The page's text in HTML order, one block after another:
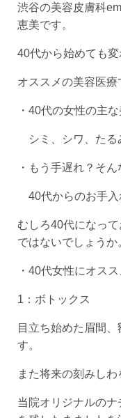
渋谷の美容皮膚科
恵美です。
40代から始めても変
オススメの美容医療
・40代の⼥性の主
シミ、シワ、たる
・もう⼿遅れ？そ
40代からのお手入
むしろ40代になっ
ではないでしょうか
・40代⼥性にオス
1：ボトックス
目立ち始めた眉間
す。
また将来の刻みしわ
当院オリジナルの